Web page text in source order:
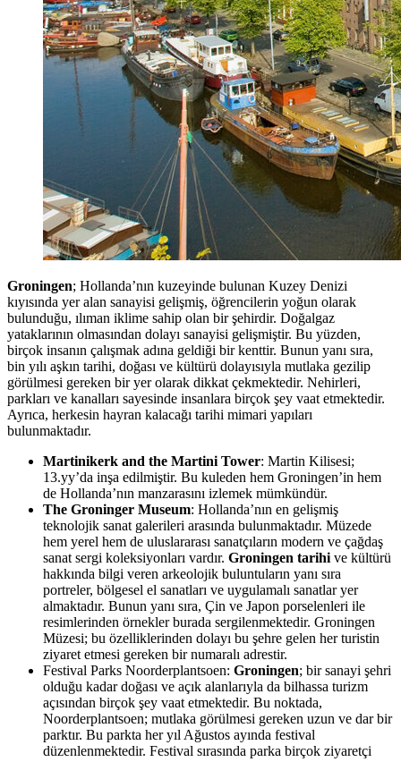
Groningen; Hollanda’nın kuzeyinde bulunan Kuzey Denizi
kıyısında yer alan sanayisi gelişmiş, öğrencilerin yoğun olarak
bulunduğu, ılıman iklime sahip olan bir şehirdir. Doğalgaz
yataklarının olmasından dolayı sanayisi gelişmiştir. Bu yüzden,
birçok insanın çalışmak adına geldiği bir kenttir. Bunun yanı sıra,
bin yılı aşkın tarihi, doğası ve kültürü dolayısıyla mutlaka gezilip
görülmesi gereken bir yer olarak dikkat çekmektedir. Nehirleri,
parkları ve kanalları sayesinde insanlara birçok şey vaat etmektedir.
Ayrıca, herkesin hayran kalacağı tarihi mimari yapıları
bulunmaktadır.
Martinikerk and the Martini Tower: Martin Kilisesi;
13.yy’da inşa edilmiştir. Bu kuleden hem Groningen’in hem
de Hollanda’nın manzarasını izlemek mümkündür.
The Groninger Museum: Hollanda’nın en gelişmiş
teknolojik sanat galerileri arasında bulunmaktadır. Müzede
hem yerel hem de uluslararası sanatçıların modern ve çağdaş
sanat sergi koleksiyonları vardır. Groningen tarihi ve kültürü
hakkında bilgi veren arkeolojik buluntuların yanı sıra
portreler, bölgesel el sanatları ve uygulamalı sanatlar yer
almaktadır. Bunun yanı sıra, Çin ve Japon porselenleri ile
resimlerinden örnekler burada sergilenmektedir. Groningen
Müzesi; bu özelliklerinden dolayı bu şehre gelen her turistin
ziyaret etmesi gereken bir numaralı adrestir.
Festival Parks Noorderplantsoen: Groningen; bir sanayi şehri
olduğu kadar doğası ve açık alanlarıyla da bilhassa turizm
açısından birçok şey vaat etmektedir. Bu noktada,
Noorderplantsoen; mutlaka görülmesi gereken uzun ve dar bir
parktır. Bu parkta her yıl Ağustos ayında festival
düzenlenmektedir. Festival sırasında parka birçok ziyaretçi